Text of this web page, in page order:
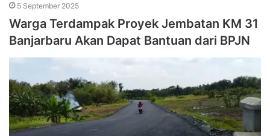
5 September 2025
Warga Terdampak Proyek Jembatan KM 31
Banjarbaru Akan Dapat Bantuan dari BPJN